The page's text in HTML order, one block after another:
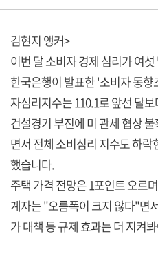
김현지 앵커>
이번 달 소비자 경제 심리가 여
한국은행이 발표한 '소비자 동
자심리지수는 110.1로 앞선 달
건설경기 부진에 미 관세 협상
면서 전체 소비심리 지수도 하
했습니다.
주택 가격 전망은 1포인트 오르
계자는 "오름폭이 크지 않다"면
가 대책 등 규제 효과는 더 지켜